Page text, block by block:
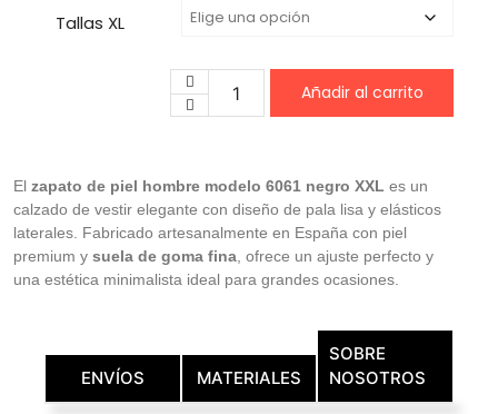
Tallas XL
Añadir al carrito
El zapato de piel hombre modelo 6061 negro XXL es un
calzado de vestir elegante con diseño de pala lisa y elásticos
laterales. Fabricado artesanalmente en España con piel
premium y suela de goma fina , ofrece un ajuste perfecto y
una estética minimalista ideal para grandes ocasiones.
ENVÍOS MATERIALES
SOBRE
NOSOTROS